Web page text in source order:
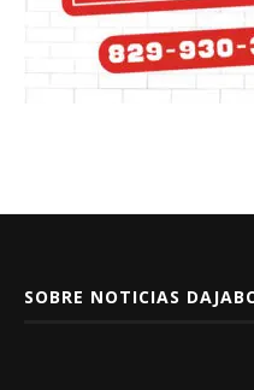
SOBRE NOTICIAS